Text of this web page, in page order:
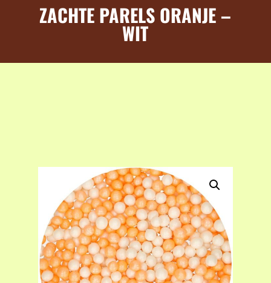
ZACHTE PARELS ORANJE –
WIT